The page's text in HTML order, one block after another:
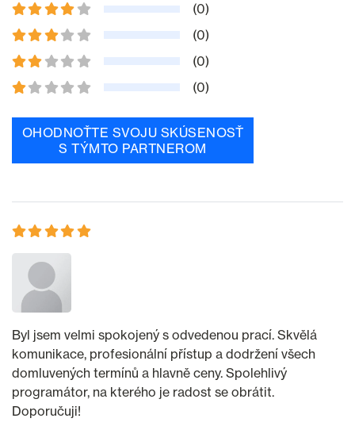
(0)
(0)
(0)
(0)
OHODNOŤTE SVOJU SKÚSENOSŤ
S TÝMTO PARTNEROM
Byl jsem velmi spokojený s odvedenou prací. Skvělá
komunikace, profesionální přístup a dodržení všech
domluvených termínů a hlavně ceny. Spolehlivý
programátor, na kterého je radost se obrátit.
Doporučuji!